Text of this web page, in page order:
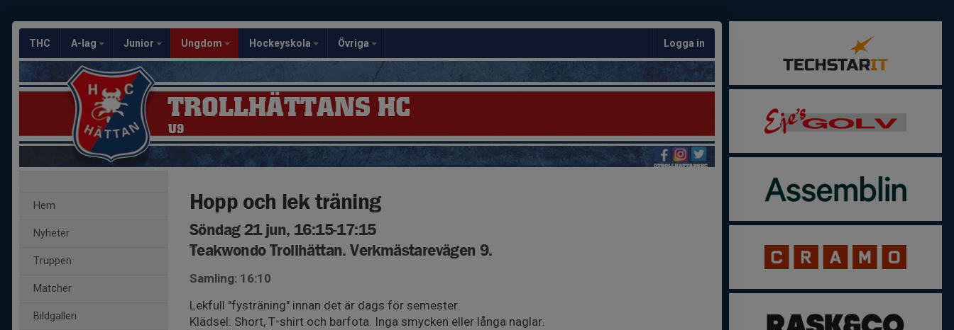
THC A-lag Junior Ungdom Hockeyskola Övriga Logga in
TROLLHÄTTANS HC
U9
Hem
Nyheter
Truppen
Matcher
Bildgalleri
Hopp och lek träning
Söndag 21 jun, 16:15-17:15
Teakwondo Trollhättan. Verkmästarevägen 9.
Samling: 16:10
Lekfull "fysträning" innan det är dags för semester.
Klädsel: Short, T-shirt och barfota. Inga smycken eller långa naglar.